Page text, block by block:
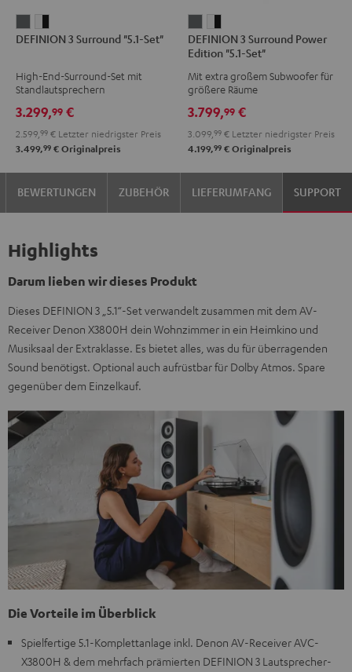
3
"5.1-
Set"
Anthrazit
3
"5.1-
Set"
Weiß
/
Schwarz
DEFINION 3 Surround "5.1-Set"
High-End-Surround-Set mit
Standlautsprechern
3.299,99 €
2.599, 99 € Letzter niedrigster Preis
3.499,99 € Originalpreis
3
Surround
Power
Edition
"5.1-
Set"
Anthrazit
3
Surround
Power
Edition
"5.1-
Set"
Weiß
/
Schwarz
DEFINION 3 Surround Power
Edition "5.1-Set"
Mit extra großem Subwoofer für
größere Räume
3.799,99 €
3.099, 99 € Letzter niedrigster Preis
4.199,99 € Originalpreis
BEWERTUNGEN ZUBEHÖR LIEFERUMFANG SUPPORT
Highlights
Darum lieben wir dieses Produkt
Dieses DEFINION 3 „5.1“-Set verwandelt zusammen mit dem AV-
Receiver Denon X3800H dein Wohnzimmer in ein Heimkino und
Musiksaal der Extraklasse. Es bietet alles, was du für überragenden
Sound benötigst. Optional auch aufrüstbar für Dolby Atmos. Spare
gegenüber dem Einzelkauf.
Die Vorteile im Überblick
Spielfertige 5.1-Komplettanlage inkl. Denon AV-Receiver AVC-
X3800H & dem mehrfach prämierten DEFINION 3 Lautsprecher-